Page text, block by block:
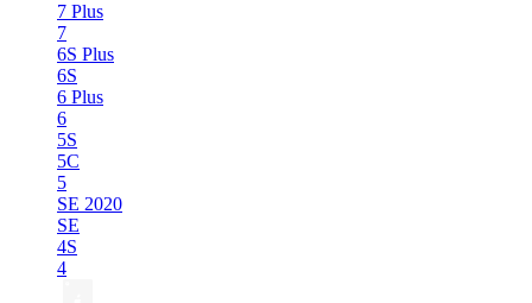
7 Plus
7
6S Plus
6S
6 Plus
6
5S
5C
5
SE 2020
SE
4S
4